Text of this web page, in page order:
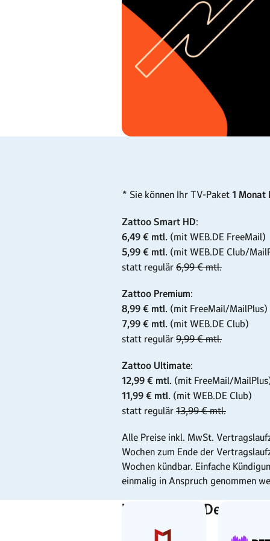
* Sie können Ihr TV-Paket 1 Monat
Zattoo Smart HD:
6,49 € mtl. (mit WEB.DE FreeMail)
5,99 € mtl. (mit WEB.DE Club/
statt regulär 6,99 € mtl.
Zattoo Premium:
8,99 € mtl. (mit FreeMail/MailPlus)
7,99 € mtl. (mit WEB.DE Club)
statt regulär 9,99 € mtl.
Zattoo Ultimate:
12,99 € mtl. (mit FreeMail/
11,99 € mtl. (mit WEB.DE Club)
statt regulär 13,99 € mtl.
Alle Preise inkl. MwSt.
Wochen zum Ende der
Wochen kündbar. Einfache
einmalig in Anspruch genommen
Weitere Top-Deals bei